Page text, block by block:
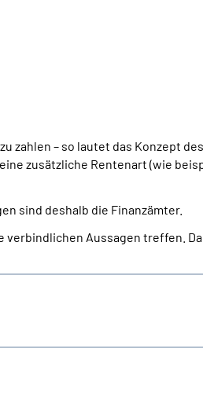
– so lautet das Konzept
zusätzliche Rentenart (wie
sind deshalb die Finanzämter.
Aussagen treffen.